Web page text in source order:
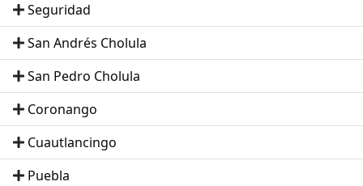
Seguridad
San Andrés Cholula
San Pedro Cholula
Coronango
Cuautlancingo
Puebla